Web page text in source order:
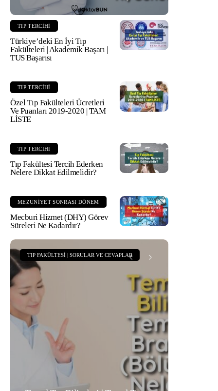
TIP TERCIHI
Türkiye’deki En İyi Tıp
Fakülteleri | Akademik Başarı |
TUS Başarısı
TIP TERCIHI
Özel Tıp Fakülteleri Ücretleri
Ve Puanları 2019-2020 | TAM
LİSTE
TIP TERCIHI
Tıp Fakültesi Tercih Ederken
Nelere Dikkat Edilmelidir?
MEZUNIYET SONRASI DÖNEM
Mecburi Hizmet (DHY) Görev
Süreleri Ne Kadardır?
TIP FAKÜLTESI | SORULAR VE CEVAPLAR